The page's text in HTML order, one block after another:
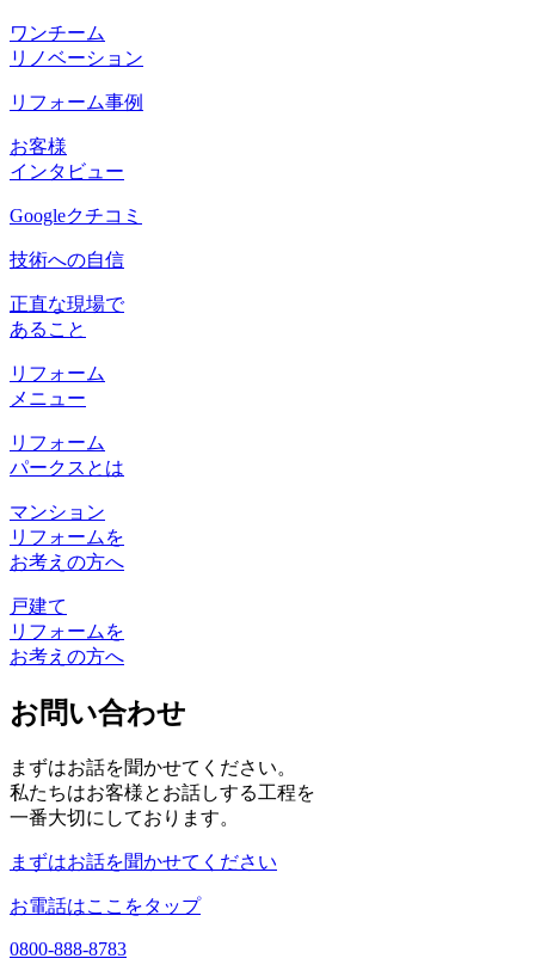
ワンチーム
リノベーション
リフォーム事例
お客様
インタビュー
Googleクチコミ
技術への自信
正直な現場で
あること
リフォーム
メニュー
リフォーム
パークスとは
マンション
リフォームを
お考えの方へ
戸建て
リフォームを
お考えの方へ
お問い合わせ
まずはお話を聞かせてください。
私たちはお客様とお話しする工程を
一番大切にしております。
まずはお話を聞かせてください
お電話はここをタップ
0800-888-8783